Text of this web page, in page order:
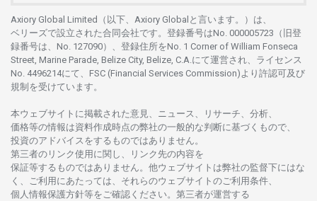
Axiory Global Limited（以下、Axiory Globalと言います。）は、
ベリーズで設立さ れた合同会社です。 登録番号はNo. 000005723（旧登
録番号は、No. 127090）、 登録住所をNo. 1 Corner of William Fonseca
Street, Marine Parade, Belize City, Belize, C.A.にて運営さ れ、 ライセンス
No. 4496214にて、FSC (Financial Services Commission)より 許認可及び
規制を受けています。
本ウェブサイトに掲載さ れた意見、ニュース、リサーチ、分析、
価格等の情報は資料作成時点の弊社の一般的な判断に基づくもので、
投資のアドバイスをするものではありません。
第三者の リンク使用に関し、 リンク先の内容を
保証等するものではありません。 他ウェブサイトは弊社の監督下にはな
く、 ご利用にあたっては、 それらのウェブサイトのご利用条件、
個人情報保護方針等をご確認ください。 第三者が運営する